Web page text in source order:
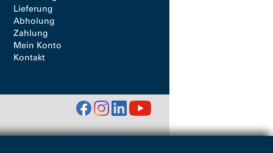
Lieferung
Abholung
Zahlung
Mein Konto
Kontakt